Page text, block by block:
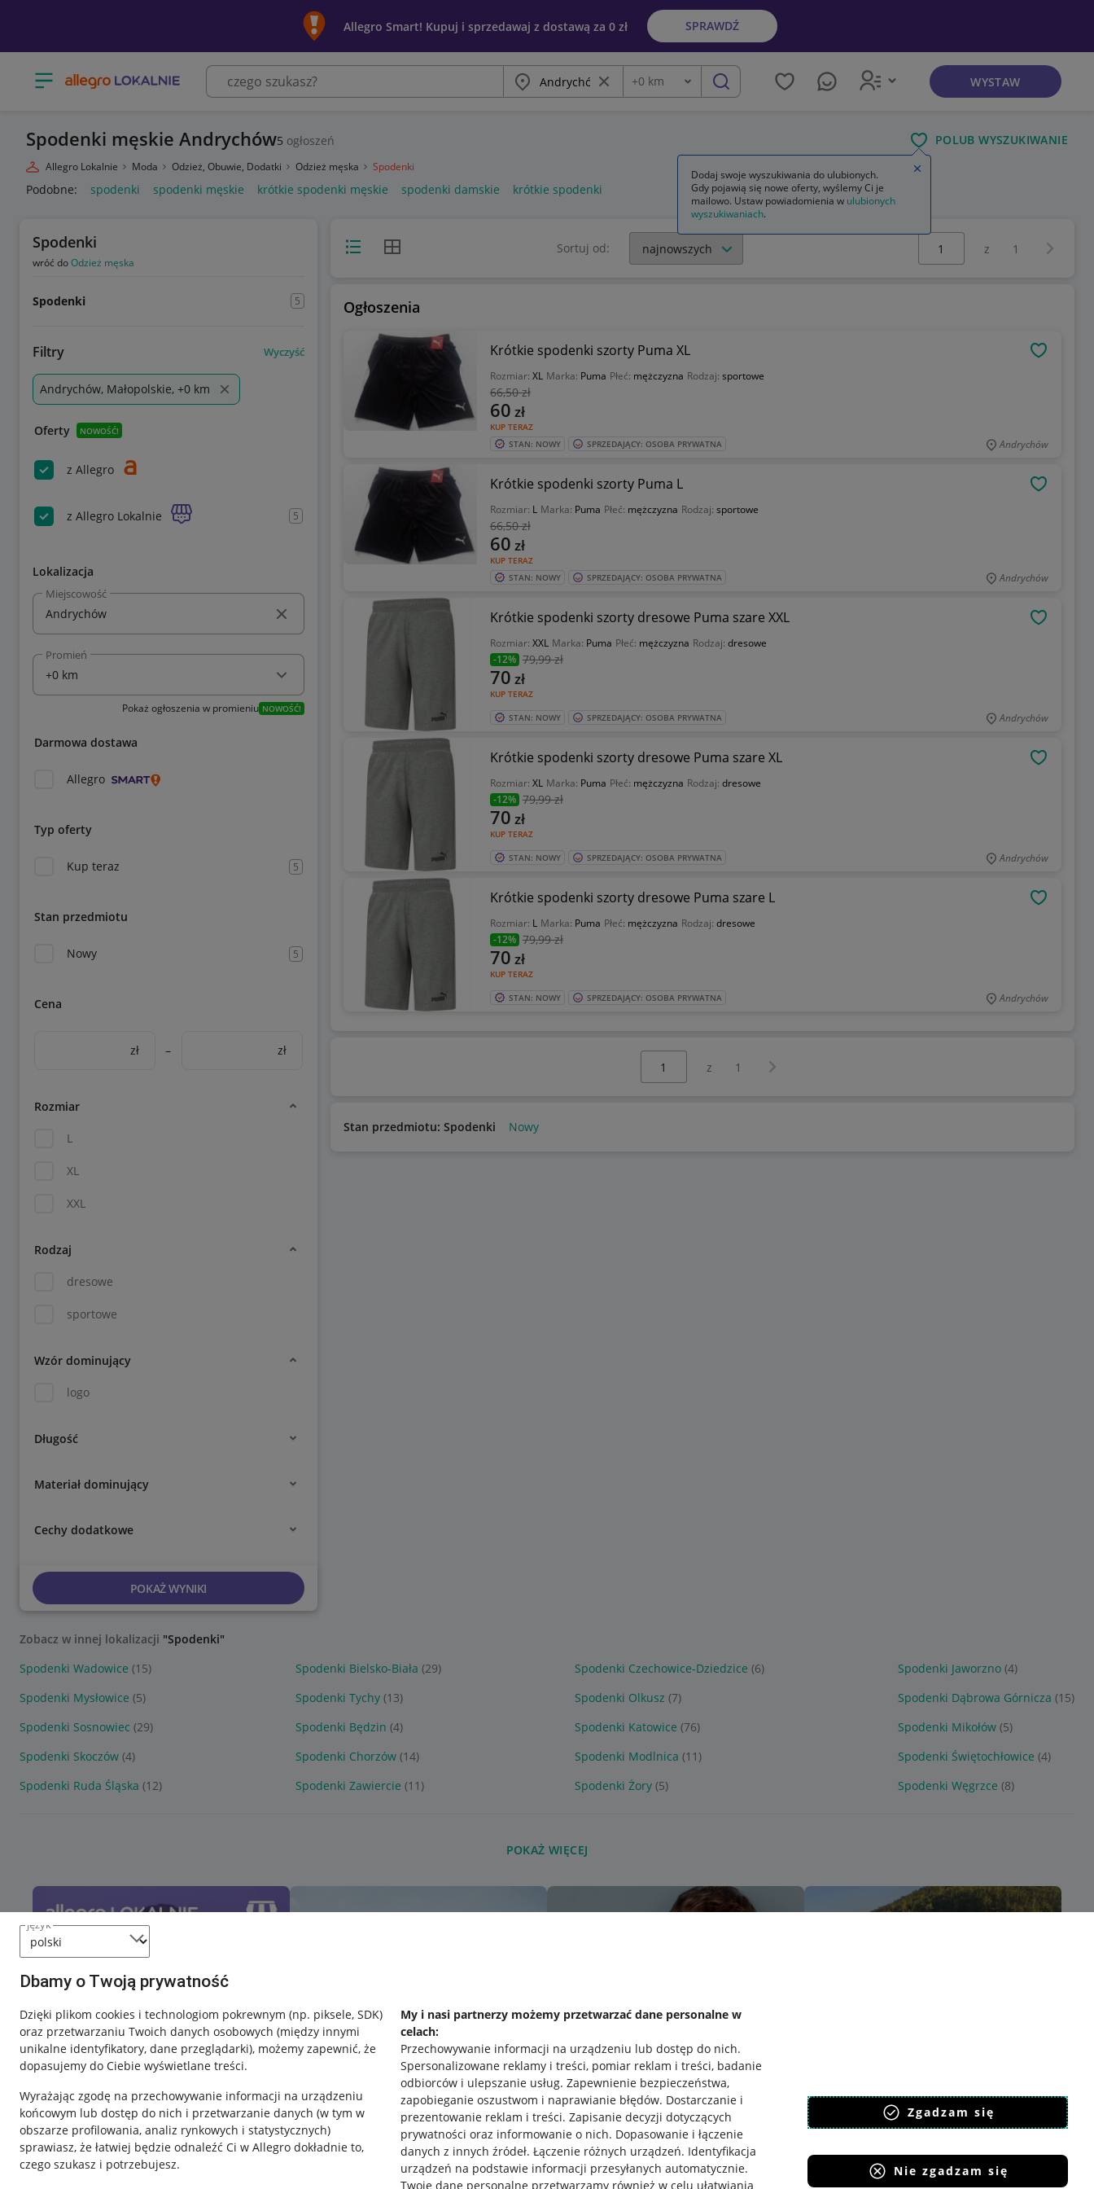
język
Dbamy o Twoją prywatność
Dzięki plikom cookies i technologiom pokrewnym (np. piksele, SDK)
oraz przetwarzaniu Twoich danych osobowych (między innymi
unikalne identyfikatory, dane przeglądarki), możemy zapewnić, że
dopasujemy do Ciebie wyświetlane treści.
Wyrażając zgodę na przechowywanie informacji na urządzeniu
końcowym lub dostęp do nich i przetwarzanie danych (w tym w
obszarze profilowania, analiz rynkowych i statystycznych)
sprawiasz, że łatwiej będzie odnaleźć Ci w Allegro dokładnie to,
czego szukasz i potrzebujesz.
My i nasi partnerzy możemy przetwarzać dane personalne w
celach:
Przechowywanie informacji na urządzeniu lub dostęp do nich.
Spersonalizowane reklamy i treści, pomiar reklam i treści, badanie
odbiorców i ulepszanie usług. Zapewnienie bezpieczeństwa,
zapobieganie oszustwom i naprawianie błędów. Dostarczanie i
prezentowanie reklam i treści. Zapisanie decyzji dotyczących
prywatności oraz informowanie o nich. Dopasowanie i łączenie
danych z innych źródeł. Łączenie różnych urządzeń. Identyfikacja
urządzeń na podstawie informacji przesyłanych automatycznie.
Twoje dane personalne przetwarzamy również w celu ułatwiania
Zgadzam się
Nie zgadzam się
Allegro Smart! Kupuj i sprzedawaj z dostawą za 0 zł SPRAWDŹ
Otwórz menu z kategoriami Miasto Wyczyść frazę
Odległość
+0 km szukaj WYSTAW
Spodenki męskie Andrychów5 ogłoszeń POLUB WYSZUKIWANIE
Allegro Lokalnie Moda Odzież, Obuwie, Dodatki Odzież męska Spodenki
Podobne: spodenki spodenki męskie krótkie spodenki męskie spodenki damskie krótkie spodenki
Spodenki
wróć doOdzież męska
Spodenki 5
Filtry Wyczyść
Andrychów, Małopolskie, +0 km
Oferty NOWOŚĆ!
z Allegro
z Allegro Lokalnie 5
Lokalizacja
Miejscowość
Promień
Pokaż ogłoszenia w promieniu NOWOŚĆ!
Darmowa dostawa
Allegro
Typ oferty
Kup teraz 5
Stan przedmiotu
Nowy 5
Cena
zł – zł
Rozmiar
L
XL
XXL
Rodzaj
dresowe
sportowe
Wzór dominujący
logo
Długość
Materiał dominujący
Cechy dodatkowe
POKAŻ WYNIKI
Widok listyWidok siatki Sortuj od:
Wybierz stronę:
z 1
Ogłoszenia
Krótkie spodenki szorty Puma XL
Rozmiar: XL Marka: Puma Płeć: mężczyzna Rodzaj: sportowe
66,50 zł
KUP TERAZ
60 zł
STAN: NOWY SPRZEDAJĄCY: OSOBA PRYWATNA Andrychów
Krótkie spodenki szorty Puma L
Rozmiar: L Marka: Puma Płeć: mężczyzna Rodzaj: sportowe
66,50 zł
KUP TERAZ
60 zł
STAN: NOWY SPRZEDAJĄCY: OSOBA PRYWATNA Andrychów
Krótkie spodenki szorty dresowe Puma szare XXL
Rozmiar: XXL Marka: Puma Płeć: mężczyzna Rodzaj: dresowe
-12% 79,99 zł
KUP TERAZ
70 zł
STAN: NOWY SPRZEDAJĄCY: OSOBA PRYWATNA Andrychów
Krótkie spodenki szorty dresowe Puma szare XL
Rozmiar: XL Marka: Puma Płeć: mężczyzna Rodzaj: dresowe
-12% 79,99 zł
KUP TERAZ
70 zł
STAN: NOWY SPRZEDAJĄCY: OSOBA PRYWATNA Andrychów
Krótkie spodenki szorty dresowe Puma szare L
Rozmiar: L Marka: Puma Płeć: mężczyzna Rodzaj: dresowe
-12% 79,99 zł
KUP TERAZ
70 zł
STAN: NOWY SPRZEDAJĄCY: OSOBA PRYWATNA Andrychów
z 1 Następna strona
Stan przedmiotu: Spodenki Nowy
Zobacz w innej lokalizacji "Spodenki"
Spodenki Wadowice (15) Spodenki Bielsko-Biała (29) Spodenki Czechowice-Dziedzice (6) Spodenki Jaworzno (4)
Spodenki Mysłowice (5) Spodenki Tychy (13) Spodenki Olkusz (7) Spodenki Dąbrowa Górnicza (15)
Spodenki Sosnowiec (29) Spodenki Będzin (4) Spodenki Katowice (76) Spodenki Mikołów (5)
Spodenki Skoczów (4) Spodenki Chorzów (14) Spodenki Modlnica (11) Spodenki Świętochłowice (4)
Spodenki Ruda Śląska (12) Spodenki Zawiercie (11) Spodenki Żory (5) Spodenki Węgrzce (8)
POKAŻ WIĘCEJ
Przydatne informacje Pobierz aplikację
Dodaj swoje wyszukiwania do ulubionych.
Gdy pojawią się nowe oferty, wyślemy Ci je
mailowo. Ustaw powiadomienia w ulubionych
wyszukiwaniach.
Zamknij wskazówkę